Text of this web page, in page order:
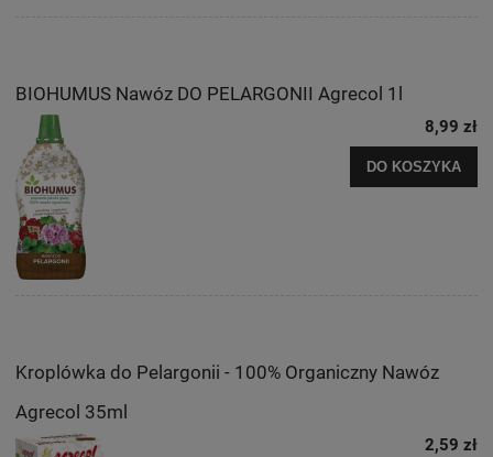
BIOHUMUS Nawóz DO PELARGONII Agrecol 1l
8,99 zł
DO KOSZYKA
Kroplówka do Pelargonii - 100% Organiczny Nawóz
Agrecol 35ml
2,59 zł